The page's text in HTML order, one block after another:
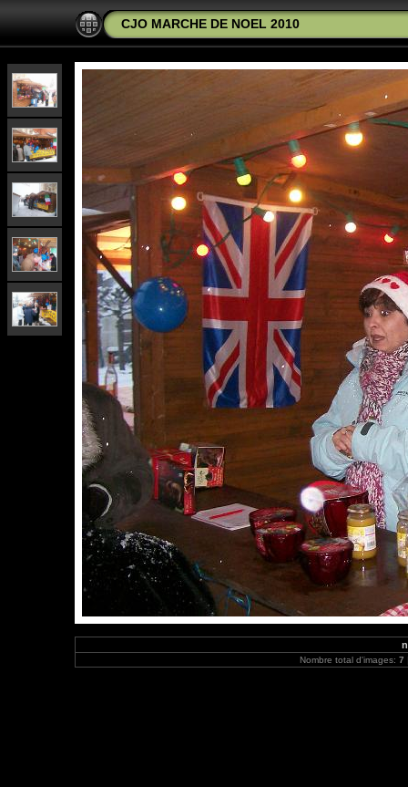
CJO MARCHE DE NOEL 2010
Nombre total d'images: 7